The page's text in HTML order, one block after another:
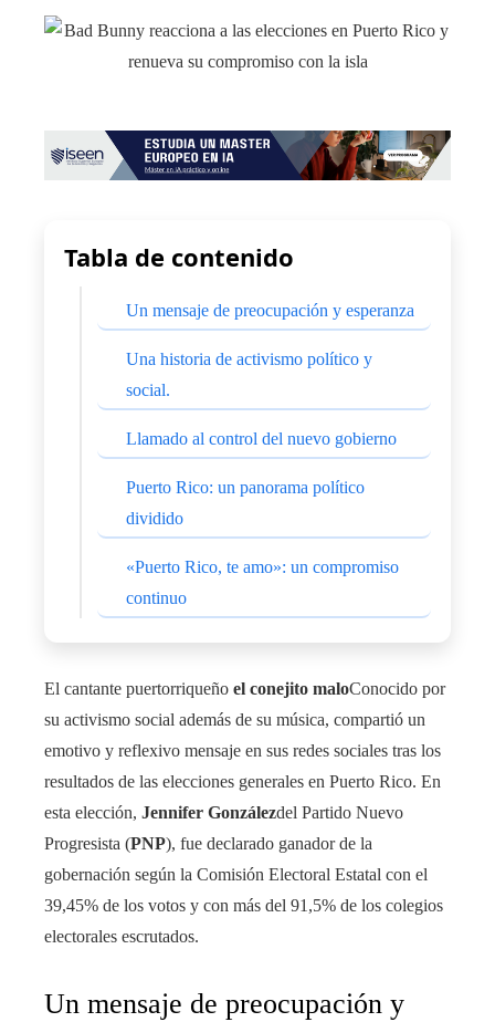
Tabla de contenido
Un mensaje de preocupación y esperanza
Una historia de activismo político y
social.
Llamado al control del nuevo gobierno
Puerto Rico: un panorama político
dividido
«Puerto Rico, te amo»: un compromiso
continuo
El cantante puertorriqueño el conejito maloConocido por
su activismo social además de su música, compartió un
emotivo y reflexivo mensaje en sus redes sociales tras los
resultados de las elecciones generales en Puerto Rico. En
esta elección, Jennifer Gonzálezdel Partido Nuevo
Progresista (PNP), fue declarado ganador de la
gobernación según la Comisión Electoral Estatal con el
39,45% de los votos y con más del 91,5% de los colegios
electorales escrutados.
Un mensaje de preocupación y